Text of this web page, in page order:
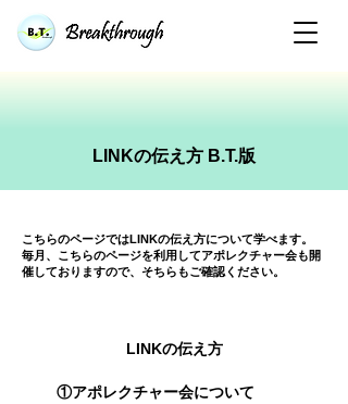
​LINKの伝え方 B.T.版
​こちらのページではLINKの伝え方について学べます。
​毎月、こちらのページを利用してアポレクチャー会も開
催しておりますので、そちらもご確認ください。
​LINKの伝え方
①アポレクチャー会について